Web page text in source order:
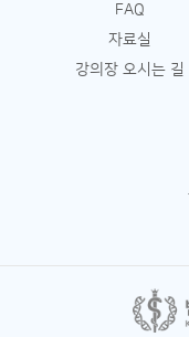
FAQ
자료실
강의장 오시는 길